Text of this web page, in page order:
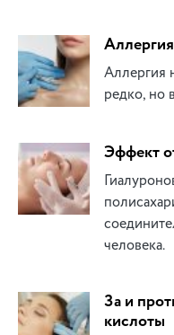
Аллергия
редко, но
Эффект
человека.
За и
кислоты